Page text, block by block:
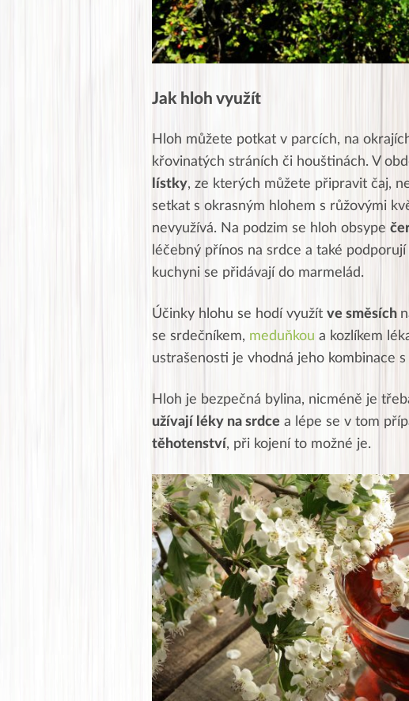
Jak hloh využít
Hloh můžete potkat v parcích, na
křovinatých stráních či houštinách. V
lístky, ze kterých můžete připravit čaj,
setkat s okrasným hlohem s růžovými
nevyužívá. Na podzim se hloh obsype
léčebný přínos na srdce a také
kuchyni se přidávají do marmelád.
Účinky hlohu se hodí využít ve směsích
se srdečníkem, meduňkou a kozlíkem
ustrašenosti je vhodná jeho kombinace s
Hloh je bezpečná bylina, nicméně je
užívají léky na srdce a lépe se v tom
těhotenství, při kojení to možné je.